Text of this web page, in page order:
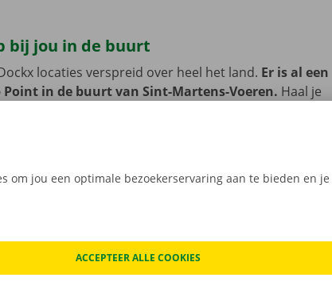
bij jou in de buurt
locaties verspreid over heel het land. Er is al een
Point in de buurt van Sint-Martens-Voeren. Haal je
van de verhuiswagen.
om jou een optimale bezoekerservaring aan te bieden en je
ACCEPTEER ALLE COOKIES